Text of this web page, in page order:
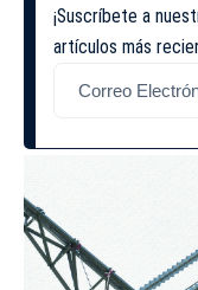
¡Suscríbete a
artículos más